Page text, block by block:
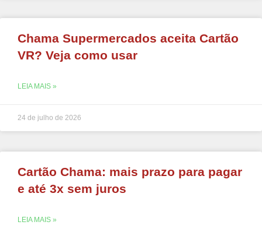
Chama Supermercados aceita Cartão
VR? Veja como usar
LEIA MAIS »
24 de julho de 2026
Cartão Chama: mais prazo para pagar
e até 3x sem juros
LEIA MAIS »